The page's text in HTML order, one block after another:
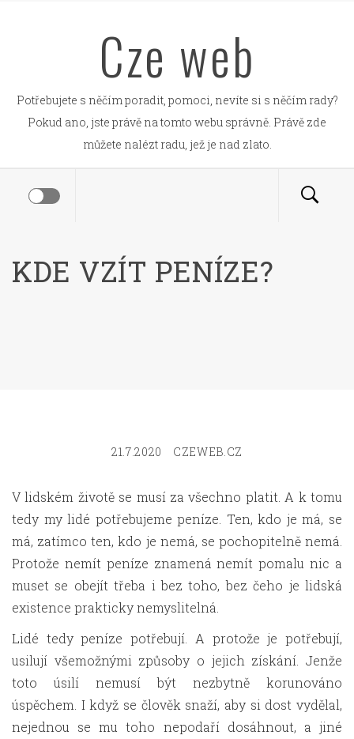
Cze web
Potřebujete s něčím poradit, pomoci, nevíte si s něčím rady?
Pokud ano, jste právě na tomto webu správně. Právě zde
můžete nalézt radu, jež je nad zlato.
KDE VZÍT PENÍZE?
21.7.2020 CZEWEB.CZ
V lidském životě se musí za všechno platit. A k tomu
tedy my lidé potřebujeme peníze. Ten, kdo je má, se
má, zatímco ten, kdo je nemá, se pochopitelně nemá.
Protože nemít peníze znamená nemít pomalu nic a
muset se obejít třeba i bez toho, bez čeho je lidská
existence prakticky nemyslitelná.
Lidé tedy peníze potřebují. A protože je potřebují,
usilují všemožnými způsoby o jejich získání. Jenže
toto úsilí nemusí být nezbytně korunováno
úspěchem. I když se člověk snaží, aby si dost vydělal,
nejednou se mu toho nepodaří dosáhnout, a jiné